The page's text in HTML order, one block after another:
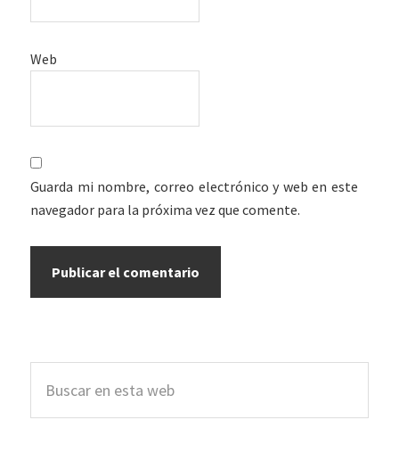
Web
Guarda mi nombre, correo electrónico y web en este
navegador para la próxima vez que comente.
Barra
lateral
esta